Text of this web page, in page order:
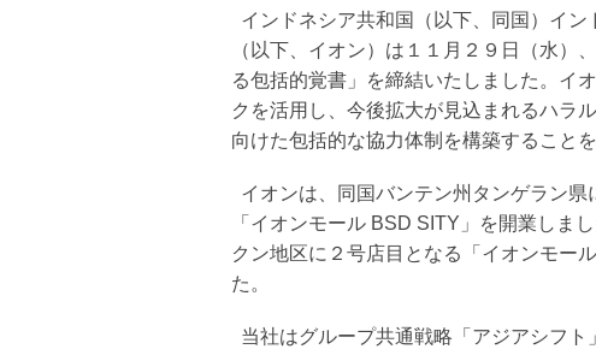
インドネシア共和国（以下、同国）イ
（以下、イオン）は１１月２９日（水）
る包括的覚書」を締結いたしました。イ
クを活用し、今後拡大が見込まれるハラ
向けた包括的な協力体制を構築すること
イオンは、同国バンテン州タンゲラン
「イオンモール BSD SITY」を開業しま
クン地区に２号店目となる「イオンモー
た。
当社はグループ共通戦略「アジアシフ